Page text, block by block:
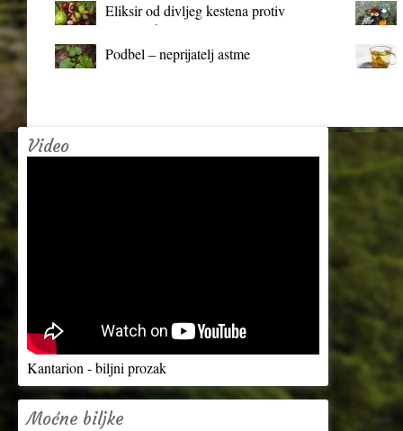
Eliksir od divljeg kestena protiv
proširenih vena
Podbel – neprijatelj astme
Video
Kantarion - biljni prozak
Moćne biljke